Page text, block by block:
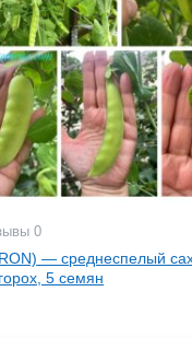
0
— среднеспелый
5 семян